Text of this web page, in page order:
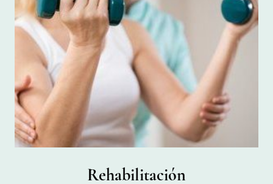
Rehabilitación